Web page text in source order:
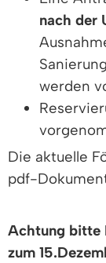
nach der
werden
Die aktuelle
pdf-
Achtung bitte
zum